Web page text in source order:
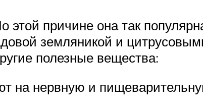
причине она так
земляникой и
полезные вещества:
на нервную и